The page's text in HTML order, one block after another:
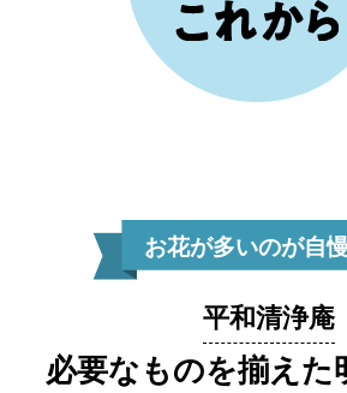
お花が多いのが自
平和清浄庵
必要なものを揃えた